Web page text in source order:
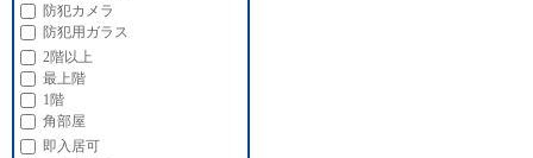
防犯カメラ
防犯用ガラス
2階以上
最上階
1階
角部屋
即入居可